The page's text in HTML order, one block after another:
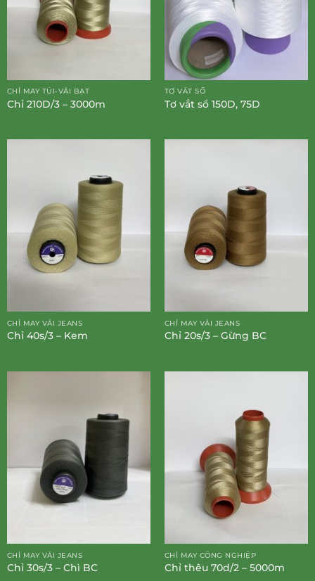
CHỈ MAY TÚI-VẢI BẠT
Chỉ 210D/3 – 3000m
TƠ VẮT SỔ
Tơ vắt sổ 150D, 75D
CHỈ MAY VẢI JEANS
Chỉ 40s/3 – Kem
CHỈ MAY VẢI JEANS
Chỉ 20s/3 – Gừng BC
CHỈ MAY VẢI JEANS
Chỉ 30s/3 – Chì BC
CHỈ MAY CÔNG NGHIỆP
Chỉ thêu 70d/2 – 5000m